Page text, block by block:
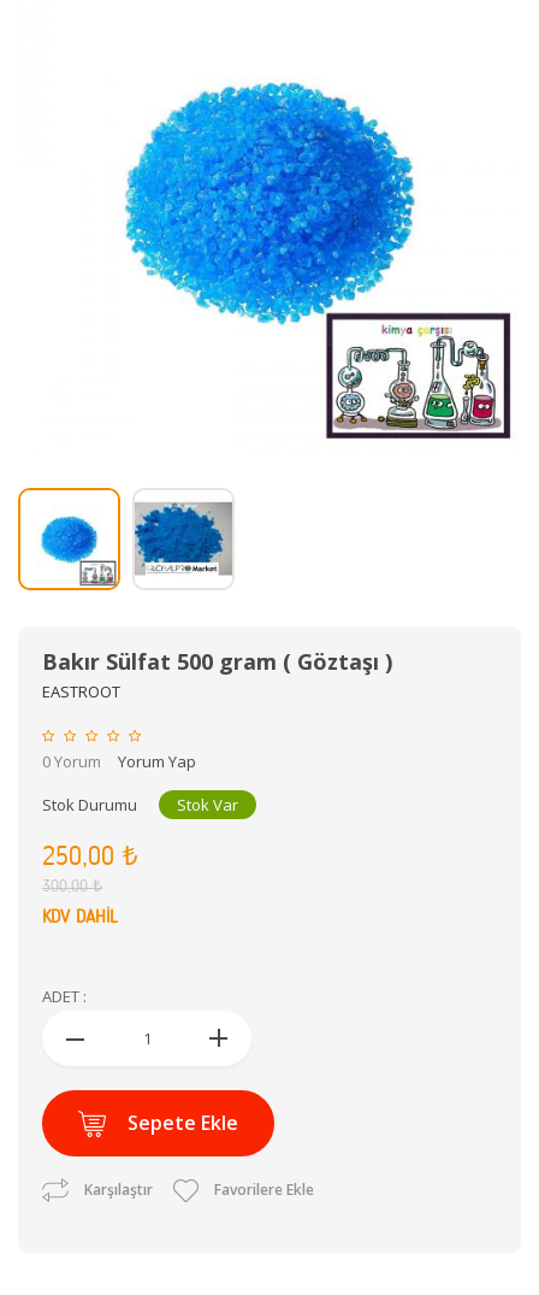
Bakır Sülfat 500 gram ( Göztaşı )
EASTROOT
0 Yorum
Yorum Yap
Stok Durumu
Stok Var
250,00 ₺
300,00 ₺
KDV DAHİL
ADET :
Sepete Ekle
Karşılaştır Favorilere Ekle